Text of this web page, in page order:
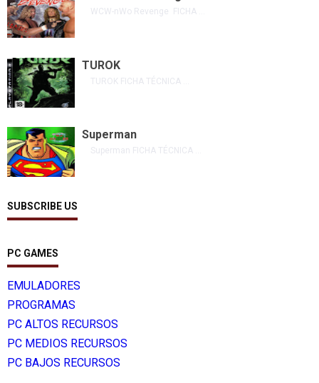
WCW-nWo Revenge FICHA ...
TUROK
TUROK FICHA TÉCNICA ...
Superman
Superman FICHA TÉCNICA ...
SUBSCRIBE US
PC GAMES
EMULADORES
PROGRAMAS
PC ALTOS RECURSOS
PC MEDIOS RECURSOS
PC BAJOS RECURSOS